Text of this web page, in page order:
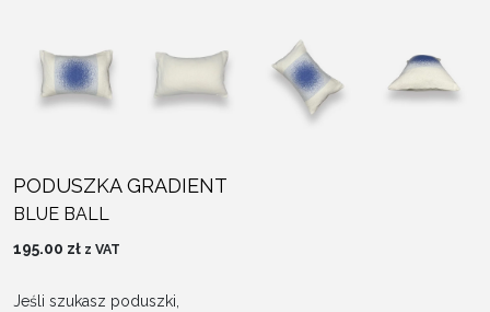
PODUSZKA GRADIENT
BLUE BALL
195.00 zł z VAT
Jeśli szukasz poduszki,